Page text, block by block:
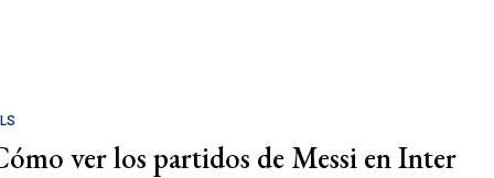
ver los partidos de Messi en Inter